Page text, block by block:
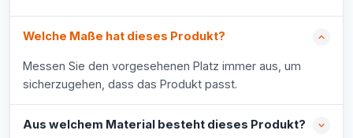
Welche Maße hat dieses Produkt?
Messen Sie den vorgesehenen Platz immer aus, um
sicherzugehen, dass das Produkt passt.
Aus welchem Material besteht dieses Produkt?